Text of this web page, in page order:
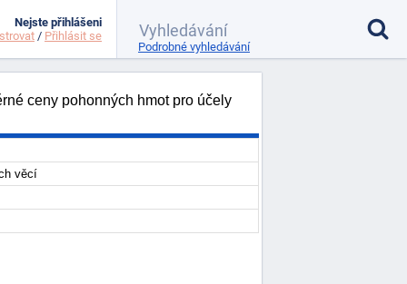
ceny pohonných hmot pro účely
věcí
Nejste přihlášeni
/ Přihlásit se
Podrobné vyhledávání